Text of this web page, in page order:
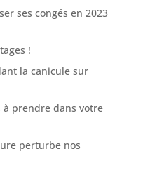
ses congés en 2023
!
la canicule sur
à prendre dans votre
perturbe nos